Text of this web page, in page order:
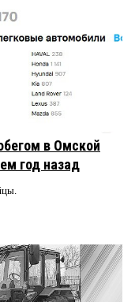
в Омской
год назад